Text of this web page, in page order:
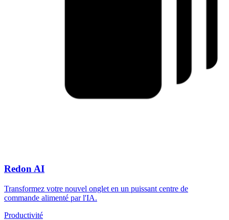
Redon AI
Transformez votre nouvel onglet en un puissant centre de
commande alimenté par l'IA.
Productivité